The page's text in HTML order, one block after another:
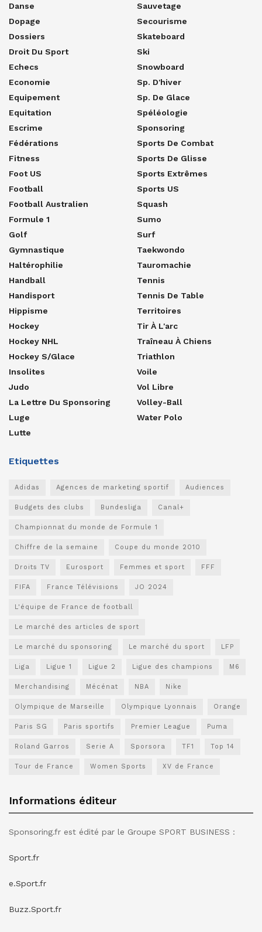
Danse
Dopage
Dossiers
Droit Du Sport
Echecs
Economie
Equipement
Equitation
Escrime
Fédérations
Fitness
Foot US
Football
Football Australien
Formule 1
Golf
Gymnastique
Haltérophilie
Handball
Handisport
Hippisme
Hockey
Hockey NHL
Hockey S/glace
Insolites
Judo
La Lettre Du Sponsoring
Luge
Lutte
Sauvetage
Secourisme
Skateboard
Ski
Snowboard
Sp. D'hiver
Sp. De Glace
Spéléologie
Sponsoring
Sports De Combat
Sports De Glisse
Sports Extrêmes
Sports US
Squash
Sumo
Surf
Taekwondo
Tauromachie
Tennis
Tennis De Table
Territoires
Tir À L'arc
Traîneau À Chiens
Triathlon
Voile
Vol Libre
Volley-Ball
Water Polo
Etiquettes
Adidas Agences de marketing sportif Audiences
Budgets des clubs Bundesliga Canal+
Championnat du monde de Formule 1
Chiffre de la semaine Coupe du monde 2010
Droits TV Eurosport Femmes et sport FFF
FIFA France Télévisions JO 2024
L'équipe de France de football
Le marché des articles de sport
Le marché du sponsoring Le marché du sport LFP
Liga Ligue 1 Ligue 2 Ligue des champions M6
Merchandising Mécénat NBA Nike
Olympique de Marseille Olympique Lyonnais Orange
Paris SG Paris sportifs Premier League Puma
Roland Garros Serie A Sporsora TF1 Top 14
Tour de France Women Sports XV de France
Informations éditeur
Sponsoring.fr est édité par le Groupe SPORT BUSINESS :
Sport.fr
e.Sport.fr
Buzz.Sport.fr